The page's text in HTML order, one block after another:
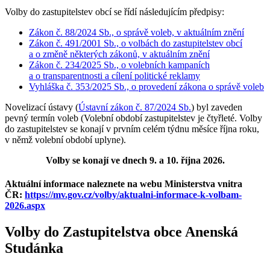
Volby do zastupitelstev obcí se řídí následujícím předpisy:
Zákon č. 88/2024 Sb., o správě voleb, v aktuálním znění
Zákon č. 491/2001 Sb., o volbách do zastupitelstev obcí
a o změně některých zákonů, v aktuálním znění
Zákon č. 234/2025 Sb., o volebních kampaních
a o transparentnosti a cílení politické reklamy
Vyhláška č. 353/2025 Sb., o provedení zákona o správě voleb
Novelizací ústavy (Ústavní zákon č. 87/2024 Sb.) byl zaveden
pevný termín voleb (Volební období zastupitelstev je čtyřleté. Volby
do zastupitelstev se konají v prvním celém týdnu měsíce října roku,
v němž volební období uplyne).
Volby se konají ve dnech 9. a 10. října 2026.
Aktuální informace naleznete na webu Ministerstva vnitra
ČR: https://mv.gov.cz/volby/aktualni-informace-k-volbam-
2026.aspx
Volby do Zastupitelstva obce Anenská
Studánka